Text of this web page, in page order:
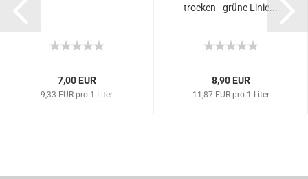
7,00 EUR
9,33 EUR pro 1 Liter
trocken - grüne Linie...
8,90 EUR
11,87 EUR pro 1 Liter